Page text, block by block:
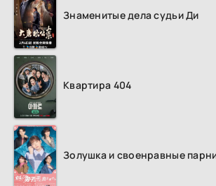
Знаменитые дела судьи Ди
Квартира 404
Золушка и своенравные